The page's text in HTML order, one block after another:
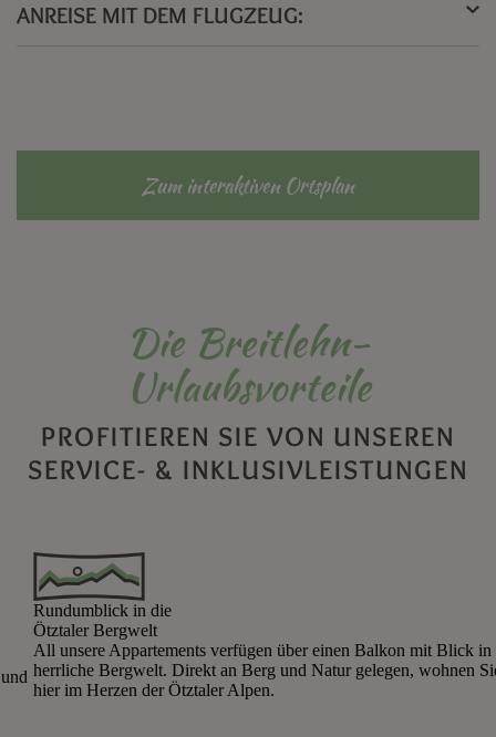
ANREISE MIT DEM FLUGZEUG:
Zum interaktiven Ortsplan
Die Breitlehn-
Urlaubsvorteile
PROFITIEREN SIE VON UNSEREN
SERVICE- & INKLUSIVLEISTUNGEN
Rundumblick in die
Ötztaler Bergwelt
All unsere Appartements verfügen über einen Balkon mit Blick in
herrliche Bergwelt. Direkt an Berg und Natur gelegen, wohnen
hier im Herzen der Ötztaler Alpen.